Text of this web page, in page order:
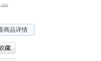
商品详情